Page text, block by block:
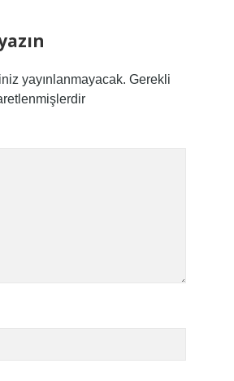
yayınlanmayacak. Gerekli